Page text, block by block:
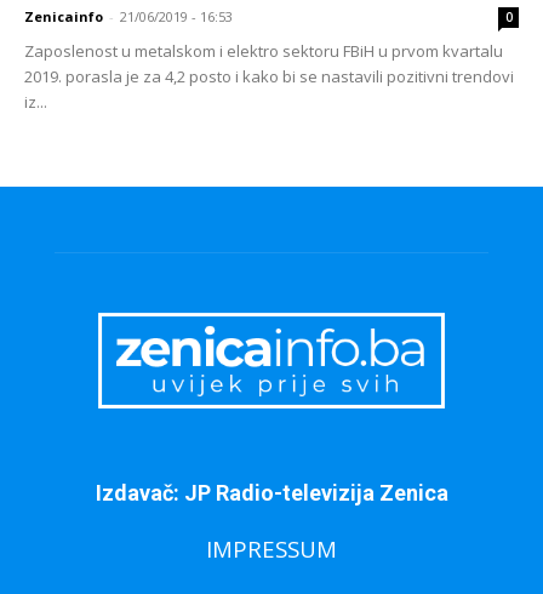
Zenicainfo - 21/06/2019 - 16:53 0
Zaposlenost u metalskom i elektro sektoru FBiH u prvom kvartalu
2019. porasla je za 4,2 posto i kako bi se nastavili pozitivni trendovi
iz...
Izdavač: JP Radio-televizija Zenica
IMPRESSUM